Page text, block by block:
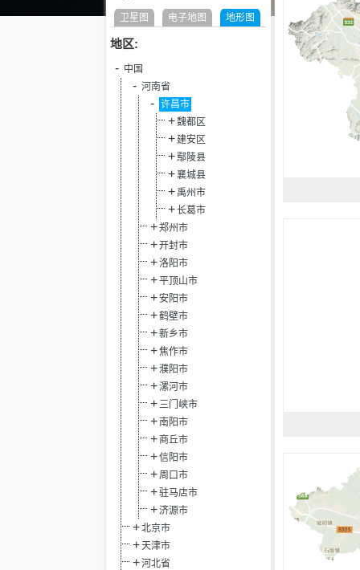
卫星图 电子地图 地形图
地区:
中国
河南省
许昌市
魏都区
建安区
鄢陵县
襄城县
禹州市
长葛市
郑州市
开封市
洛阳市
平顶山市
安阳市
鹤壁市
新乡市
焦作市
濮阳市
漯河市
三门峡市
南阳市
商丘市
信阳市
周口市
驻马店市
济源市
北京市
天津市
河北省